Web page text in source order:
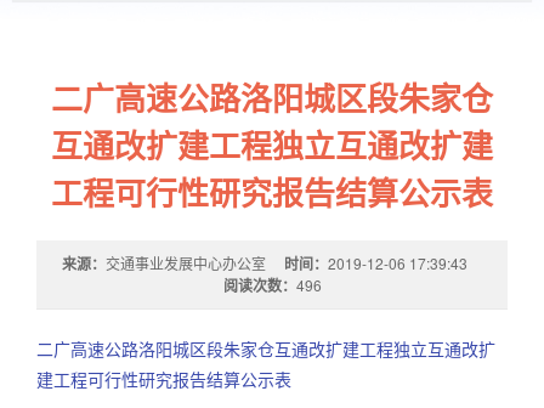
二广高速公路洛阳城区段朱家仓
互通改扩建工程独立互通改扩建
工程可行性研究报告结算公示表
来源： 交通事业发展中心办公室 时间： 2019-12-06 17:39:43
阅读次数： 496
二广高速公路洛阳城区段朱家仓互通改扩建工程独立互通改扩
建工程可行性研究报告结算公示表